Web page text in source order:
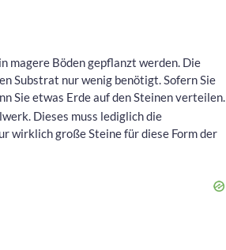
magere Böden gepflanzt werden. Die
Substrat nur wenig benötigt. Sofern Sie
Sie etwas Erde auf den Steinen verteilen.
Dieses muss lediglich die
wirklich große Steine für diese Form der